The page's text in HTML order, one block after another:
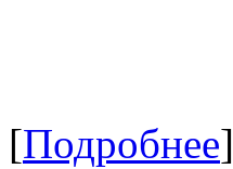
[Подробнее]